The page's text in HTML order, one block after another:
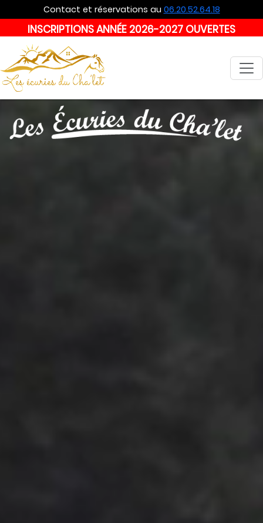
Contact et réservations au 06.20.52.64.18
Réservations uniquement sur place !